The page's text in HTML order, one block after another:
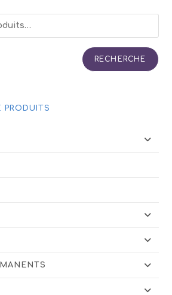
RECHERCHE
PRODUITS